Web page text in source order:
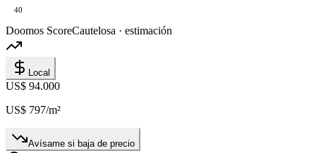
40
Doomos ScoreCautelosa · estimación
Local
US$ 94.000
US$ 797/m²
Avísame si baja de precio